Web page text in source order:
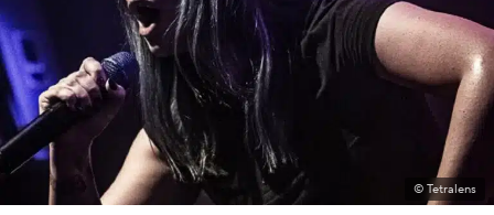
© Tetralens